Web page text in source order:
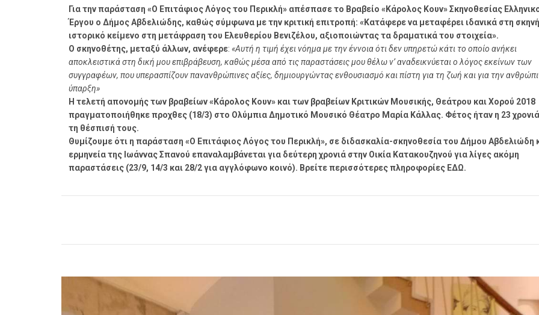
Για την παράσταση «Ο Επιτάφιος Λόγος του Περικλή» απέσπασε το Βραβείο «Κάρολος Κουν» Σκηνοθεσίας
Έργου ο Δήμος Αβδελιώδης, καθώς σύμφωνα με την κριτική επιτροπή: «Κατάφερε να μεταφέρει ιδανικά στη
ιστορικό κείμενο στη μετάφραση του Ελευθερίου Βενιζέλου, αξιοποιώντας τα δραματικά του στοιχεία».
Ο σκηνοθέτης, μεταξύ άλλων, ανέφερε: «Αυτή η τιμή έχει νόημα με την έννοια ότι δεν υπηρετώ κάτι το οποίο ανήκει
αποκλειστικά στη δική μου επιβράβευση, καθώς μέσα από τις παραστάσεις μου θέλω ν’ αναδεικνύεται ο λόγος εκείνων των
συγγραφέων, που υπερασπίζουν πανανθρώπινες αξίες, δημιουργώντας ενθουσιασμό και πίστη για τη ζωή και για την
ύπαρξη»
Η τελετή απονομής των βραβείων «Κάρολος Κουν» και των βραβείων Κριτικών Μουσικής, Θεάτρου και Χορού 2018
πραγματοποιήθηκε προχθες (18/3) στο Ολύμπια Δημοτικό Μουσικό Θέατρο Μαρία Κάλλας. Φέτος ήταν η 23
τη θέσπισή τους.
Θυμίζουμε ότι η παράσταση «Ο Επιτάφιος Λόγος του Περικλή», σε διδασκαλία-σκηνοθεσία του Δήμου Αβδελιώδη
ερμηνεία της Ιωάννας Σπανού επαναλαμβάνεται για δεύτερη χρονιά στην Οικία Κατακουζηνού για λίγες ακόμη
παραστάσεις (23/9, 14/3 και 28/2 για αγγλόφωνο κοινό). Βρείτε περισσότερες πληροφορίες ΕΔΩ.